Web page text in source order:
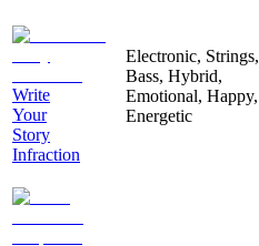
Write
Your
Story
Infraction
Electronic, Strings,
Bass, Hybrid,
Emotional, Happy,
Energetic